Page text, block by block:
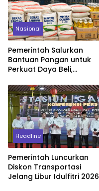
Nasional
Pemerintah Salurkan
Bantuan Pangan untuk
Perkuat Daya Beli,
Triliun
Headline
Pemerintah Luncurkan
Diskon Transportasi
Jelang Libur Idulfitri 2026